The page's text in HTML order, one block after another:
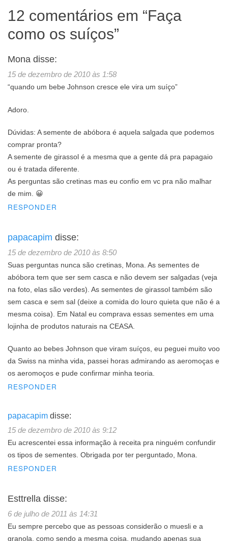
12 comentários em “Faça
como os suíços”
Mona disse:
15 de dezembro de 2010 às 1:58
“quando um bebe Johnson cresce ele vira um suíço”
Adoro.
Dúvidas: A semente de abóbora é aquela salgada que podemos
comprar pronta?
A semente de girassol é a mesma que a gente dá pra papagaio
ou é tratada diferente.
As perguntas são cretinas mas eu confio em vc pra não malhar
de mim. 😀
RESPONDER
papacapim disse:
15 de dezembro de 2010 às 8:50
Suas perguntas nunca são cretinas, Mona. As sementes de
abóbora tem que ser sem casca e não devem ser salgadas (veja
na foto, elas são verdes). As sementes de girassol também são
sem casca e sem sal (deixe a comida do louro quieta que não é a
mesma coisa). Em Natal eu comprava essas sementes em uma
lojinha de produtos naturais na CEASA.
Quanto ao bebes Johnson que viram suíços, eu peguei muito voo
da Swiss na minha vida, passei horas admirando as aeromoças e
os aeromoços e pude confirmar minha teoria.
RESPONDER
papacapim disse:
15 de dezembro de 2010 às 9:12
Eu acrescentei essa informação à receita pra ninguém confundir
os tipos de sementes. Obrigada por ter perguntado, Mona.
RESPONDER
Esttrella disse:
6 de julho de 2011 às 14:31
Eu sempre percebo que as pessoas considerão o muesli e a
granola, como sendo a mesma coisa, mudando apenas sua